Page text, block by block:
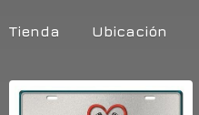
Tienda Ubicación